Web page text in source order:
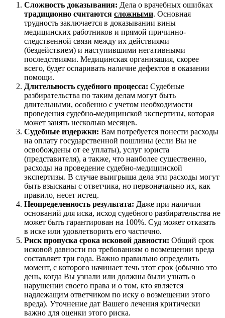
Сложность доказывания: Дела о врачебных ошибках
традиционно считаются сложными. Основная
трудность заключается в доказывании вины
медицинских работников и прямой причинно-
следственной связи между их действиями
(бездействием) и наступившими негативными
последствиями. Медицинская организация, скорее
всего, будет оспаривать наличие дефектов в оказании
помощи.
Длительность судебного процесса: Судебные
разбирательства по таким делам могут быть
длительными, особенно с учетом необходимости
проведения судебно-медицинской экспертизы, которая
может занять несколько месяцев.
Судебные издержки: Вам потребуется понести расходы
на оплату государственной пошлины (если Вы не
освобождены от ее уплаты), услуг юриста
(представителя), а также, что наиболее существенно,
расходы на проведение судебно-медицинской
экспертизы. В случае выигрыша дела эти расходы могут
быть взысканы с ответчика, но первоначально их, как
правило, несет истец.
Неопределенность результата: Даже при наличии
оснований для иска, исход судебного разбирательства не
может быть гарантирован на 100%. Суд может отказать
в иске или удовлетворить его частично.
Риск пропуска срока исковой давности: Общий срок
исковой давности по требованиям о возмещении вреда
составляет три года. Важно правильно определить
момент, с которого начинает течь этот срок (обычно это
день, когда Вы узнали или должны были узнать о
нарушении своего права и о том, кто является
надлежащим ответчиком по иску о возмещении этого
вреда). Уточнение дат Вашего лечения критически
важно для оценки этого риска.